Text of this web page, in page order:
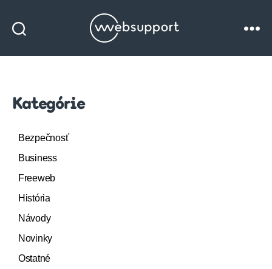
Websupport
Kategórie
Bezpečnosť
Business
Freeweb
História
Návody
Novinky
Ostatné